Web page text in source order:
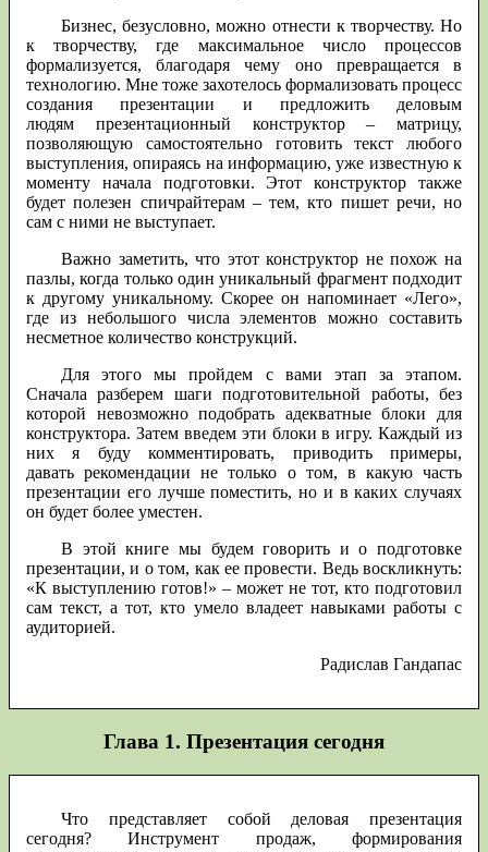
Бизнес, безусловно, можно отнести к творчеству. Но
к творчеству, где максимальное число процессов
формализуется, благодаря чему оно превращается в
технологию. Мне тоже захотелось формализовать процесс
создания презентации и предложить деловым
людям презентационный конструктор – матрицу,
позволяющую самостоятельно готовить текст любого
выступления, опираясь на информацию, уже известную к
моменту начала подготовки. Этот конструктор также
будет полезен спичрайтерам – тем, кто пишет речи, но
сам с ними не выступает.
Важно заметить, что этот конструктор не похож на
пазлы, когда только один уникальный фрагмент подходит
к другому уникальному. Скорее он напоминает «Лего»,
где из небольшого числа элементов можно составить
несметное количество конструкций.
Для этого мы пройдем с вами этап за этапом.
Сначала разберем шаги подготовительной работы, без
которой невозможно подобрать адекватные блоки для
конструктора. Затем введем эти блоки в игру. Каждый из
них я буду комментировать, приводить примеры,
давать рекомендации не только о том, в какую часть
презентации его лучше поместить, но и в каких случаях
он будет более уместен.
В этой книге мы будем говорить и о подготовке
презентации, и о том, как ее провести. Ведь воскликнуть:
«К выступлению готов!» – может не тот, кто подготовил
сам текст, а тот, кто умело владеет навыками работы с
аудиторией.
Радислав Гандапас
Глава 1. Презентация сегодня
Что представляет собой деловая презентация
сегодня? Инструмент продаж, формирования